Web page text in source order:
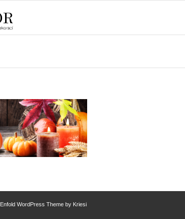
Enfold WordPress Theme by Kriesi